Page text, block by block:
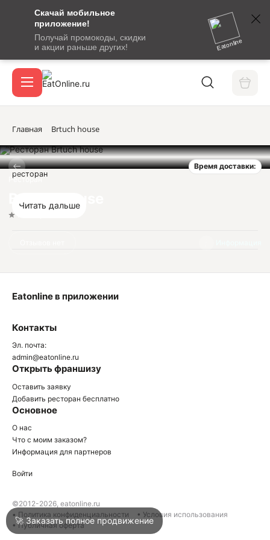
Скачай мобильное
приложение!
Получай промокоды, скидки
и акции раньше других!
Eatonline
сообщение
кодом
подтверждения
Вход / регистрация
Акции
Войти
Написать в техподдержку
Главная Brtuch house
Время доставки:
Ресторан
Brtuch house
ресторан
Читать дальше
Контакты
Эл. почта:
admin@eatonline.ru
Открыть франшизу
Оставить заявку
Добавить ресторан бесплатно
Основное
О нас
Что с моим заказом?
Информация для партнеров
Eatonline в приложении
Войти
©2012-2026, eatonline.ru
• Политика конфиденциальности
• Условия использования
• Публичная оферта
🚀 Заказать полное продвижение